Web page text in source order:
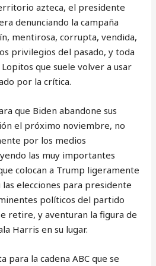
azteca, el presidente
denunciando la campaña
mentirosa, corrupta, vendida,
privilegios del pasado, y toda
que suele volver a usar
por la crítica.
que Biden abandone sus
el próximo noviembre, no
por los medios
las muy importantes
colocan a Trump ligeramente
elecciones para presidente
políticos del partido
retire, y aventuran la figura de
Harris en su lugar.
para la cadena ABC que se